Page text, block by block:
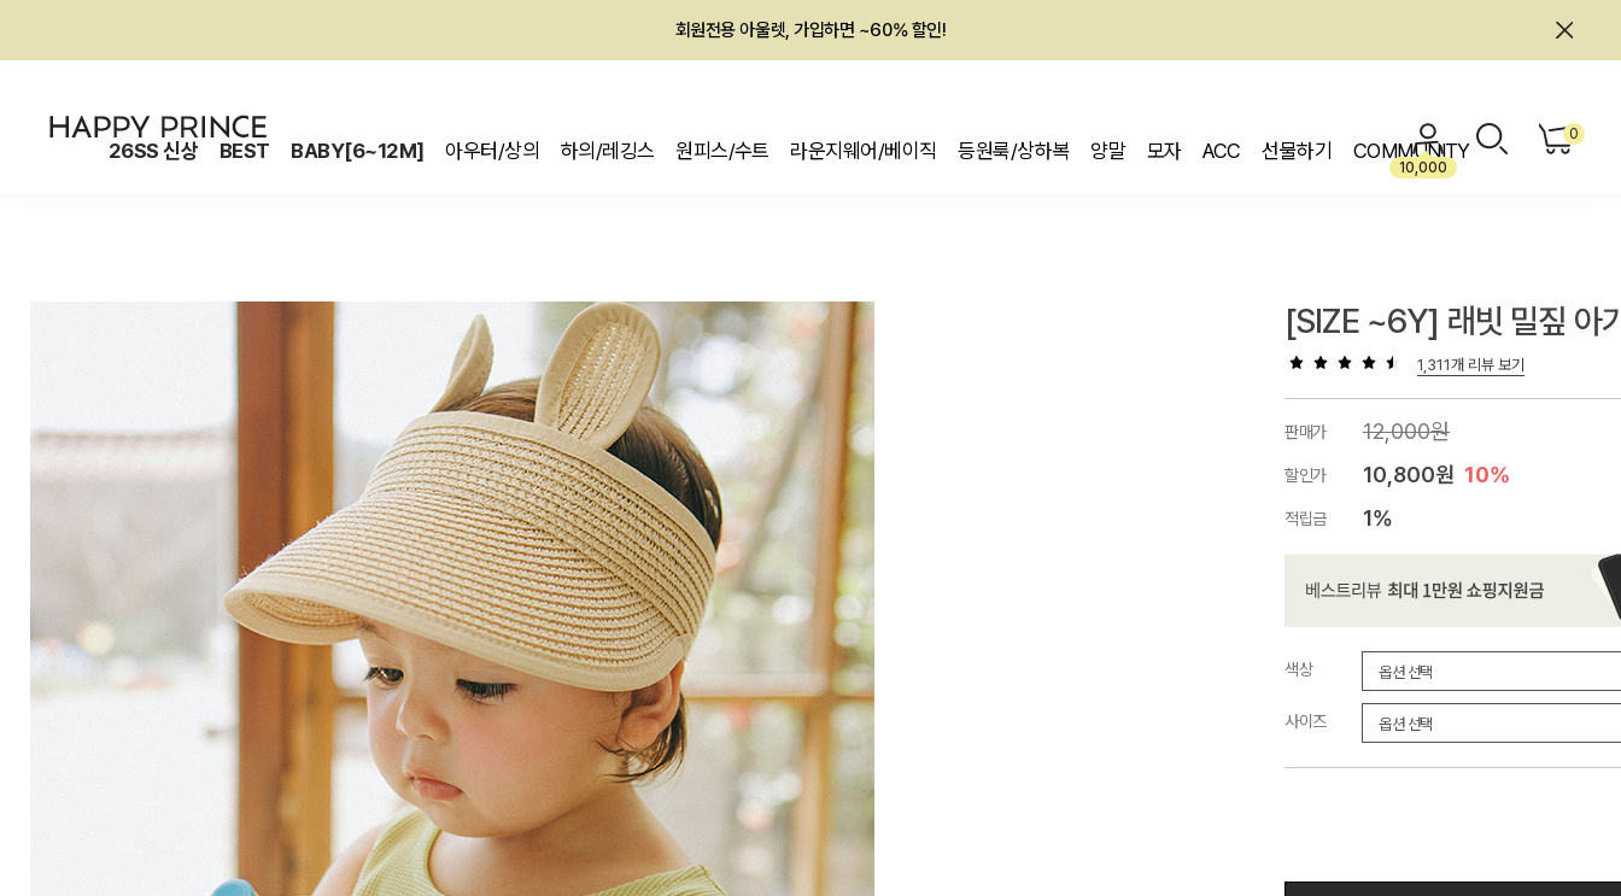
회원전용 아울렛, 가입하면 ~60% 할인!
26SS 신상 BEST BABY[6~12M] 아우터/상의 하의/레깅스 원피스/수트 라운지웨어/베이직 등원룩/상하복 양말 모자 ACC 선물하기 COMMUNITY
10,000
0
[SIZE ~6Y] 래빗 밀짚 아
1,311개 리뷰 보기
판매가 12,000원
할인가 10,800원 10%
적립금 1%
색상
사이즈